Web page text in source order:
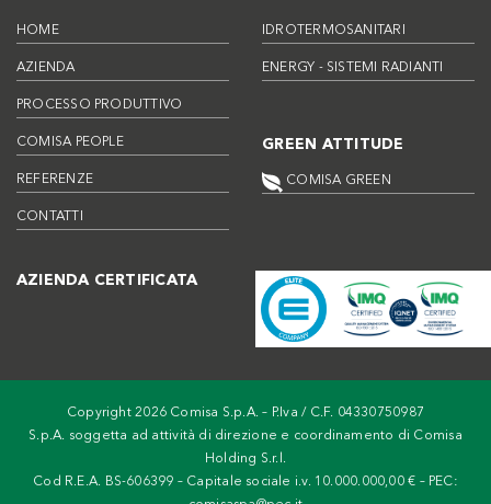
HOME
AZIENDA
PROCESSO PRODUTTIVO
COMISA PEOPLE
REFERENZE
CONTATTI
IDROTERMOSANITARI
ENERGY - SISTEMI RADIANTI
GREEN ATTITUDE
COMISA GREEN
AZIENDA CERTIFICATA
Copyright 2026 Comisa S.p.A. – P.Iva / C.F. 04330750987
S.p.A. soggetta ad attività di direzione e coordinamento di Comisa
Holding S.r.l.
Cod R.E.A. BS-606399 – Capitale sociale i.v. 10.000.000,00 € – PEC: